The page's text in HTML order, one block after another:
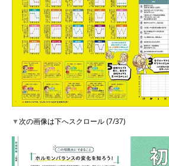
▼次の画像は下へスクロール (7/37)